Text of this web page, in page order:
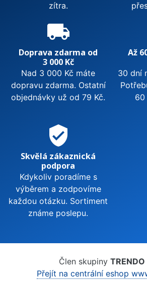
zítra.
local_shipping
Doprava zdarma od
3 000 Kč
Nad 3 000 Kč máte
dopravu zdarma. Ostatní
objednávky už od 79 Kč.
Až
30 dní
60
verified_user
Skvělá zákaznická
podpora
Kdykoliv poradíme s
výběrem a zodpovíme
každou otázku. Sortiment
známe poslepu.
Člen skupiny
Přejít na centrální eshop